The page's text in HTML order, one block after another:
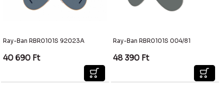
Ray-Ban RBR0101S 92023A
40 690 Ft
Ray-Ban RBR0101S 004/81
48 390 Ft